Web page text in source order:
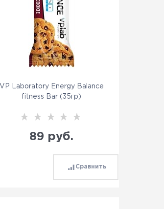
VP Laboratory Energy Balance
fitness Bar (35гр)
89 руб.
Сравнить